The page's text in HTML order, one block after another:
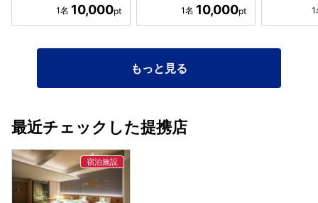
10,000 10,000
もっと見る
最近チェックした提携店